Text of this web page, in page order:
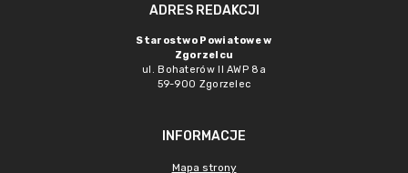
ADRES REDAKCJI
Starostwo Powiatowe w
Zgorzelcu
ul. Bohaterów II AWP 8a
59-900 Zgorzelec
INFORMACJE
Mapa strony